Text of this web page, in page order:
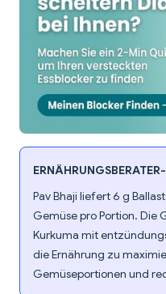
Pav Bhaji liefert 6 g
Gemüse pro Portion. Die
Kurkuma mit
die Ernährung zu
Gemüseportionen und